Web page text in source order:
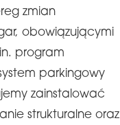
zmian
obowiązującymi
program
parkingowy
zainstalować
strukturalne oraz